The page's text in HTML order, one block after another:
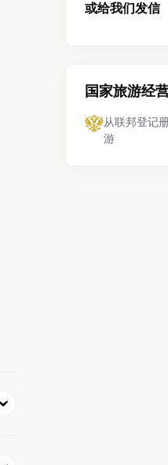
或给我们发信
国家旅游经
从联邦登记
游